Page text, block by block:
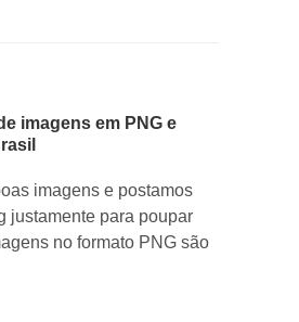
imagens em PNG e
imagens e postamos
justamente para poupar
no formato PNG são